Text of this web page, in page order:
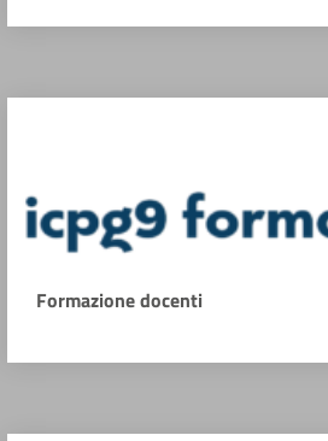
Formazione docenti